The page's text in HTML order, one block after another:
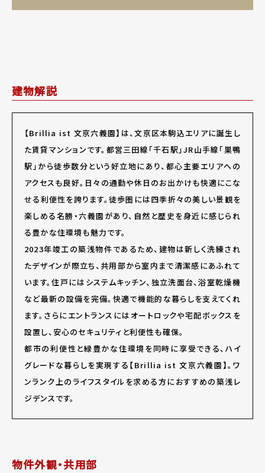
建物解説
【Brillia ist 文京六義園】は、文京区本駒込エリアに誕生し
た賃貸マンションです。都営三田線「千石駅」JR山手線「巣鴨
駅」から徒歩数分という好立地にあり、都心主要エリアへの
アクセスも良好。日々の通勤や休日のお出かけも快適にこな
せる利便性を誇ります。徒歩圏には四季折々の美しい景観を
楽しめる名勝・六義園があり、自然と歴史を身近に感じられ
る豊かな住環境も魅力です。
2023年竣工の築浅物件であるため、建物は新しく洗練され
たデザインが際立ち、共用部から室内まで清潔感にあふれて
います。住戸にはシステムキッチン、独立洗面台、浴室乾燥機
など最新の設備を完備。快適で機能的な暮らしを支えてくれ
ます。さらにエントランスにはオートロックや宅配ボックスを
設置し、安心のセキュリティと利便性も確保。
都市の利便性と緑豊かな住環境を同時に享受できる、ハイ
グレードな暮らしを実現する【Brillia ist 文京六義園】。ワ
ンランク上のライフスタイルを求める方におすすめの築浅レ
ジデンスです。
物件外観・共用部